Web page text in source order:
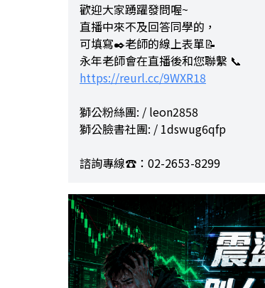
歡迎大家踴躍發問喔~
直播中來不及回答同學的，
可填寫✒️老師的線上表單📝
永年老師會在直播後和您聯繫 📞
https://reurl.cc/9WXR18
獅公粉絲團: / leon2858
獅公臉書社團: / 1dswug6qfp
諮詢專線☎️：02-2653-8299